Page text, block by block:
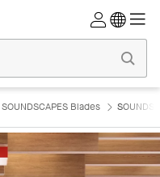
SOUNDSCAPES Blades